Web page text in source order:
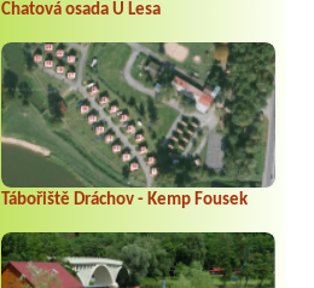
Chatová osada U Lesa
Tábořiště Dráchov - Kemp Fousek